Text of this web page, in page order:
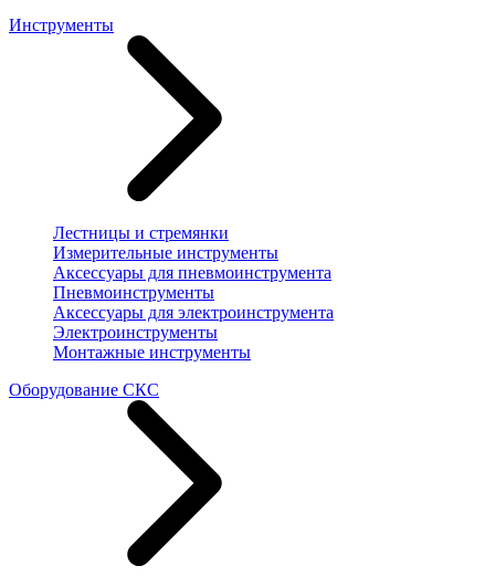
Инструменты
Лестницы и стремянки
Измерительные инструменты
Аксессуары для пневмоинструмента
Пневмоинструменты
Аксессуары для электроинструмента
Электроинструменты
Монтажные инструменты
Оборудование СКС